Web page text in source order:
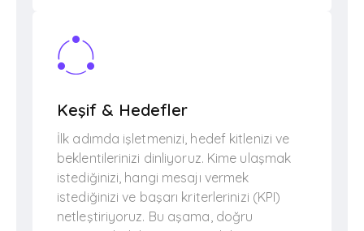
Keşif & Hedefler
İlk adımda işletmenizi, hedef kitlenizi ve
beklentilerinizi dinliyoruz. Kime ulaşmak
istediğinizi, hangi mesajı vermek
istediğinizi ve başarı kriterlerinizi (KPI)
netleştiriyoruz. Bu aşama, doğru